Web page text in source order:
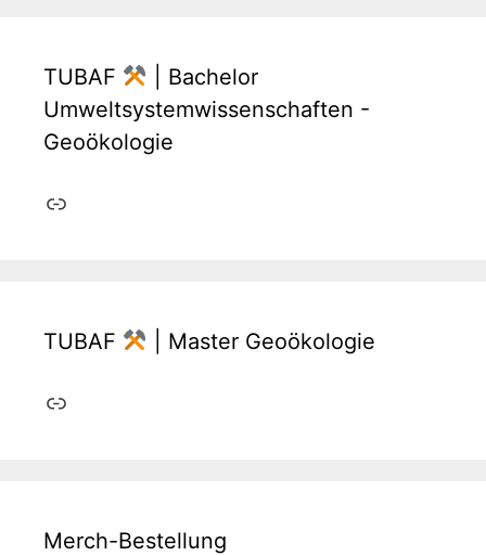
TUBAF
| Bachelor
Umweltsystemwissenschaften -
Geoökologie
Link
TUBAF | Master Geoökologie
Link
Merch-Bestellung